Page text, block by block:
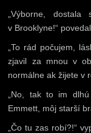
„Výborne,
v Brooklyne!“
„To rád počujem,
zjavil za mnou v
normálne ak žijete v
„No, tak to im
Emmett, môj starší
„Čo tu zas robí?!“